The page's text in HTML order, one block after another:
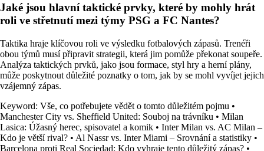
Jaké jsou hlavní taktické prvky, které by mohly hrát
roli ve střetnutí mezi týmy PSG a FC Nantes?
Taktika hraje klíčovou roli ve výsledku fotbalových zápasů. Trenéři
obou týmů musí připravit strategii, která jim pomůže překonat soupeře.
Analýza taktických prvků, jako jsou formace, styl hry a herní plány,
může poskytnout důležité poznatky o tom, jak by se mohl vyvíjet jejich
vzájemný zápas.
Keyword: Vše, co potřebujete vědět o tomto důležitém pojmu •
Manchester City vs. Sheffield United: Souboj na trávníku • Milan
Lasica: Úžasný herec, spisovatel a komik • Inter Milan vs. AC Milan –
Kdo je větší rival? • Al Nassr vs. Inter Miami – Srovnání a statistiky •
Barcelona proti Real Sociedad: Kdo vyhraje tento důležitý zápas? •